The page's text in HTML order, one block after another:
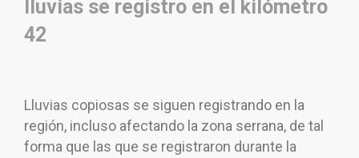
lluvias se registro en el kilómetro
42
Lluvias copiosas se siguen registrando en la
región, incluso afectando la zona serrana, de tal
forma que las que se registraron durante la